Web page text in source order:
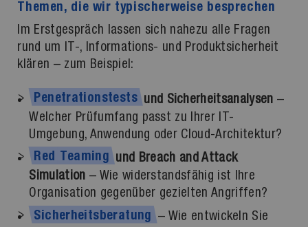
Themen, die wir typischerweise besprechen
Im Erstgespräch lassen sich nahezu alle Fragen
rund um IT-, Informations- und Produktsicherheit
klären – zum Beispiel:
Penetrationstests und Sicherheitsanalysen –
Welcher Prüfumfang passt zu Ihrer IT-
Umgebung, Anwendung oder Cloud-Architektur?
Red
Teaming
und Breach and Attack
Simulation – Wie widerstandsfähig ist Ihre
Organisation gegenüber gezielten Angriffen?
Sicherheitsberatung – Wie entwickeln Sie